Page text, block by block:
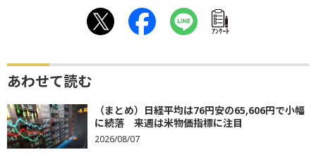
ｱﾝｹｰﾄ
あわせて読む
（まとめ）日経平均は76円安の65,606円で小幅
に続落 来週は米物価指標に注目
2026/08/07